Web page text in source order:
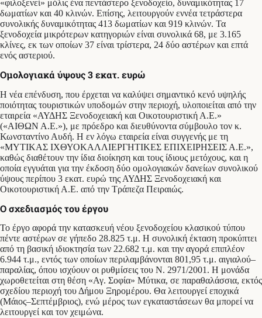
«φιλοξενεί» μόλις ένα πεντάστερο ξενοδοχείο, δυναμικότητας 17
δωματίων και 40 κλινών. Επίσης, λειτουργούν εννέα τετράστερα
συνολικής δυναμικότητας 413 δωματίων και 919 κλινών. Τα
ξενοδοχεία μικρότερων κατηγοριών είναι συνολικά 68, με 3.165
κλίνες, εκ των οποίων 37 είναι τρίστερα, 24 δύο αστέρων και επτά
ενός αστεριού.
Ομολογιακά ύψους 3 εκατ. ευρώ
Η νέα επένδυση, που έρχεται να καλύψει σημαντικό κενό υψηλής
ποιότητας τουριστικών υποδομών στην περιοχή, υλοποιείται από την
εταιρεία «ΑΥΔΗΣ Ξενοδοχειακή και Οικοτουριστική Α.Ε.»
(«ΑΙΘΩΝ Α.Ε.»), με πρόεδρο και διευθύνοντα σύμβουλο τον κ.
Κωνσταντίνο Αυδή. Η εν λόγω εταιρεία είναι συγγενής με τη
«ΜΥΤΙΚΑΣ ΙΧΘΥΟΚΑΛΛΙΕΡΓΗΤΙΚΕΣ ΕΠΙΧΕΙΡΗΣΕΙΣ Α.Ε.»,
καθώς διαθέτουν την ίδια διοίκηση και τους ίδιους μετόχους, και η
οποία εγγυάται για την έκδοση δύο ομολογιακών δανείων συνολικού
ύψους περίπου 3 εκατ. ευρώ της ΑΥΔΗΣ Ξενοδοχειακή και
Οικοτουριστική Α.Ε. από την Τράπεζα Πειραιώς.
Ο σχεδιασμός του έργου
Το έργο αφορά την κατασκευή νέου ξενοδοχείου κλασικού τύπου
πέντε αστέρων σε γήπεδο 28.825 τ.μ. Η συνολική έκταση προκύπτει
από τη βασική ιδιοκτησία των 22.682 τ.μ. και την αγορά επιπλέον
6.944 τ.μ., εντός των οποίων περιλαμβάνονται 801,95 τ.μ. αιγιαλού–
παραλίας, όπου ισχύουν οι ρυθμίσεις του Ν. 2971/2001. Η μονάδα
χωροθετείται στη θέση «Αγ. Σοφία» Μύτικα, σε παραθαλάσσια, εκτός
σχεδίου περιοχή του Δήμου Ξηρομέρου. Θα λειτουργεί εποχικά
(Μάιος–Σεπτέμβριος), ενώ μέρος των εγκαταστάσεων θα μπορεί να
λειτουργεί και τον χειμώνα.